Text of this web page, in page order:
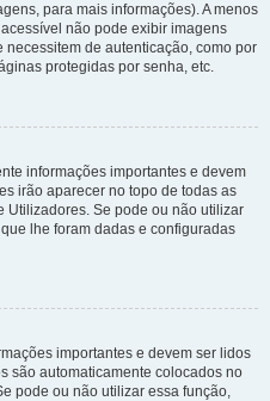
para mais informações). A menos
não pode exibir imagens
de autenticação, como por
protegidas por senha, etc.
informações importantes e devem
irão aparecer no topo de todas as
Utilizadores. Se pode ou não utilizar
lhe foram dadas e configuradas
importantes e devem ser lidos
são automaticamente colocados no
pode ou não utilizar essa função,